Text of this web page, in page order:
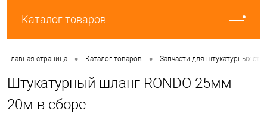
Каталог товаров
Главная страница • Каталог товаров • Запчасти для штукатурных
Штукатурный шланг RONDO 25мм
20м в сборе